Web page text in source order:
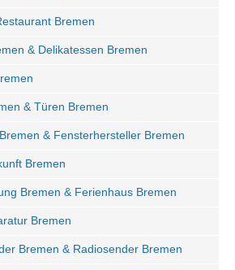
Bremen
& Delikatessen Bremen
& Türen Bremen
& Fensterhersteller Bremen
Bremen
Bremen & Ferienhaus Bremen
Bremen
Bremen & Radiosender Bremen